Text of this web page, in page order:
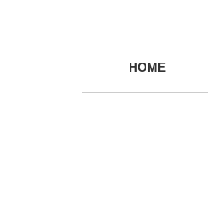
HOME